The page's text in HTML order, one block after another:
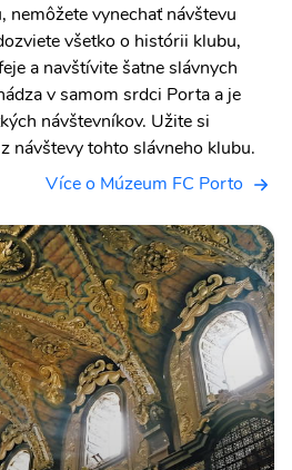
vynechať návštevu
všetko o histórii klubu,
a navštívite šatne slávnych
v samom srdci Porta a je
návštevníkov. Užite si
návštevy tohto slávneho klubu.
Více o Múzeum FC Porto